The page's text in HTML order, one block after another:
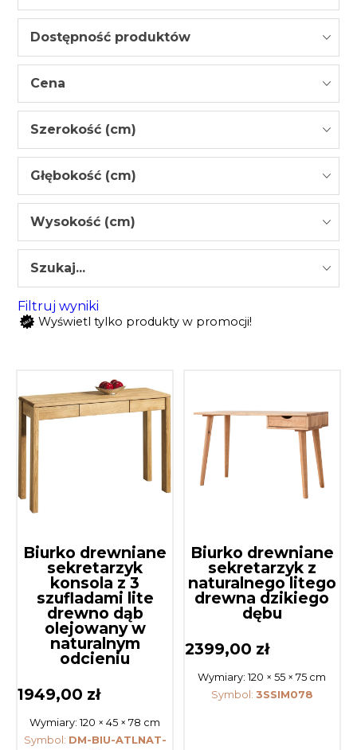
Dostępność produktów
Cena
Szerokość (cm)
Głębokość (cm)
Wysokość (cm)
Szukaj...
Filtruj wyniki
Wyświetl tylko produkty w promocji!
Biurko drewniane
sekretarzyk
konsola z 3
szufladami lite
drewno dąb
olejowany w
naturalnym
odcieniu
1949,00 zł
Wymiary:120 × 45 × 78 cm
Symbol: DM-BIU-ATLNAT-
Biurko drewniane
sekretarzyk z
naturalnego litego
drewna dzikiego
dębu
2399,00 zł
Wymiary:120 × 55 × 75 cm
Symbol: 3SSIM078